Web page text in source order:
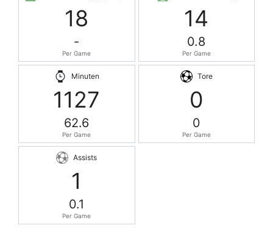
18
-
Per Game
14
0.8
Per Game
Minuten
1127
62.6
Per Game
Tore
0
0
Per Game
Assists
1
0.1
Per Game